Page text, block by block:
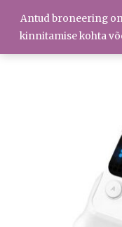
Antud broneering on
kinnitamise kohta
content